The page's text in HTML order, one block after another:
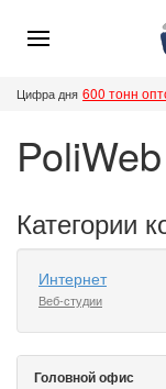
Цифра дня 600 тонн
PoliWeb
Категории
Интернет
Веб-студии
Головной офис